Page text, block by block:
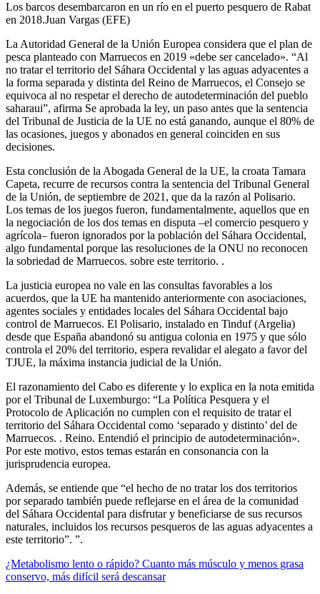
Los barcos desembarcaron en un río en el puerto pesquero de Rabat
en 2018.Juan Vargas (EFE)
La Autoridad General de la Unión Europea considera que el plan de
pesca planteado con Marruecos en 2019 «debe ser cancelado». “Al
no tratar el territorio del Sáhara Occidental y las aguas adyacentes a
la forma separada y distinta del Reino de Marruecos, el Consejo se
equivoca al no respetar el derecho de autodeterminación del pueblo
saharaui”, afirma Se aprobada la ley, un paso antes que la sentencia
del Tribunal de Justicia de la UE no está ganando, aunque el 80% de
las ocasiones, juegos y abonados en general coinciden en sus
decisiones.
Esta conclusión de la Abogada General de la UE, la croata Tamara
Capeta, recurre de recursos contra la sentencia del Tribunal General
de la Unión, de septiembre de 2021, que da la razón al Polisario.
Los temas de los juegos fueron, fundamentalmente, aquellos que en
la negociación de los dos temas en disputa –el comercio pesquero y
agrícola– fueron ignorados por la población del Sáhara Occidental,
algo fundamental porque las resoluciones de la ONU no reconocen
la sobriedad de Marruecos. sobre este territorio. .
La justicia europea no vale en las consultas favorables a los
acuerdos, que la UE ha mantenido anteriormente con asociaciones,
agentes sociales y entidades locales del Sáhara Occidental bajo
control de Marruecos. El Polisario, instalado en Tinduf (Argelia)
desde que España abandonó su antigua colonia en 1975 y que sólo
controla el 20% del territorio, espera revalidar el alegato a favor del
TJUE, la máxima instancia judicial de la Unión.
El razonamiento del Cabo es diferente y lo explica en la nota emitida
por el Tribunal de Luxemburgo: “La Política Pesquera y el
Protocolo de Aplicación no cumplen con el requisito de tratar el
territorio del Sáhara Occidental como ‘separado y distinto’ del de
Marruecos. . Reino. Entendió el principio de autodeterminación».
Por este motivo, estos temas estarán en consonancia con la
jurisprudencia europea.
Además, se entiende que “el hecho de no tratar los dos territorios
por separado también puede reflejarse en el área de la comunidad
del Sáhara Occidental para disfrutar y beneficiarse de sus recursos
naturales, incluidos los recursos pesqueros de las aguas adyacentes a
este territorio”. ”.
¿Metabolismo lento o rápido? Cuanto más músculo y menos grasa
conservo, más difícil será descansar